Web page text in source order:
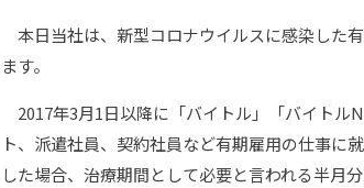
本日当社は、新型コロナウイルスに感染した
ます。
2017年3月1日以降に「バイトル」「バイトル
ト、派遣社員、契約社員など有期雇用の仕事に
した場合、治療期間として必要と言われる半月